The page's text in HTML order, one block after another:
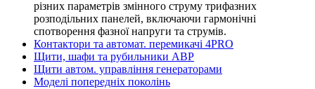
різних параметрів змінного струму трифазних
розподільних панелей, включаючи гармонічні
спотворення фазної напруги та струмів.
Контактори та автомат. перемикачі 4PRO
Щити, шафи та рубильники АВР
Щити автом. управління генераторами
Моделі попередніх поколінь